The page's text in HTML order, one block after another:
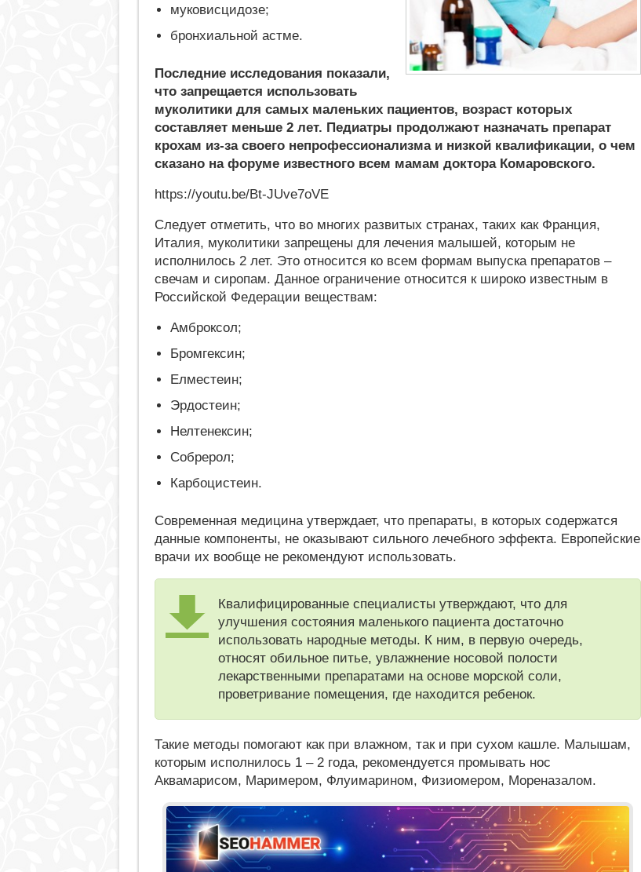
муковисцидозе;
бронхиальной астме.
Последние исследования показали,
что запрещается использовать
муколитики для самых маленьких пациентов, возраст которых
составляет меньше 2 лет. Педиатры продолжают назначать препарат
крохам из-за своего непрофессионализма и низкой квалификации, о чем
сказано на форуме известного всем мамам доктора Комаровского.
https://youtu.be/Bt-JUve7oVE
Следует отметить, что во многих развитых странах, таких как Франция,
Италия, муколитики запрещены для лечения малышей, которым не
исполнилось 2 лет. Это относится ко всем формам выпуска препаратов –
свечам и сиропам. Данное ограничение относится к широко известным в
Российской Федерации веществам:
Амброксол;
Бромгексин;
Елместеин;
Эрдостеин;
Нелтенексин;
Собрерол;
Карбоцистеин.
Современная медицина утверждает, что препараты, в которых содержатся
данные компоненты, не оказывают сильного лечебного эффекта. Европейские
врачи их вообще не рекомендуют использовать.
Квалифицированные специалисты утверждают, что для
улучшения состояния маленького пациента достаточно
использовать народные методы. К ним, в первую очередь,
относят обильное питье, увлажнение носовой полости
лекарственными препаратами на основе морской соли,
проветривание помещения, где находится ребенок.
Такие методы помогают как при влажном, так и при сухом кашле. Малышам,
которым исполнилось 1 – 2 года, рекомендуется промывать нос
Аквамарисом, Маримером, Флуимарином, Физиомером, Мореназалом.